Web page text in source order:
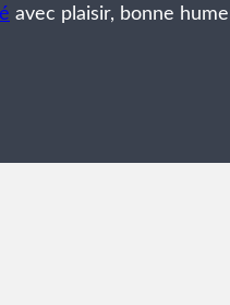
avec plaisir, bonne